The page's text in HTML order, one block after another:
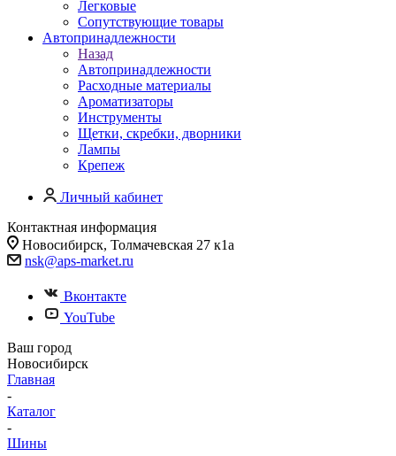
Легковые
Сопутствующие товары
Автопринадлежности
Назад
Автопринадлежности
Расходные материалы
Ароматизаторы
Инструменты
Щетки, скребки, дворники
Лампы
Крепеж
Личный кабинет
Контактная информация
Новосибирск, Толмачевская 27 к1а
nsk@aps-market.ru
Вконтакте
YouTube
Ваш город
Новосибирск
Главная
-
Каталог
-
Шины